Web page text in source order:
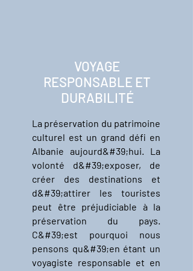
VOYAGE
RESPONSABLE ET
DURABILITÉ
La préservation du patrimoine
culturel est un grand défi en
Albanie aujourd&#39;hui. La
volonté d&#39;exposer, de
créer des destinations et
d&#39;attirer les touristes
peut être préjudiciable à la
préservation du pays.
C&#39;est pourquoi nous
pensons qu&#39;en étant un
voyagiste responsable et en